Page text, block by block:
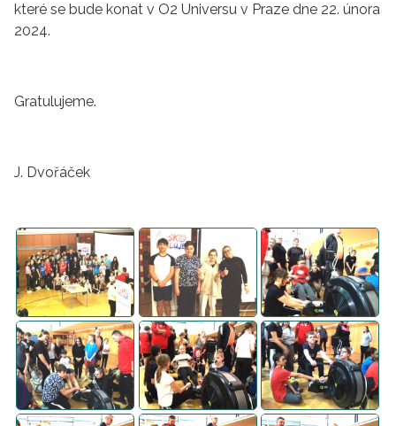
které se bude konat v O2 Universu v Praze dne 22. února
2024.
Gratulujeme.
J. Dvořáček